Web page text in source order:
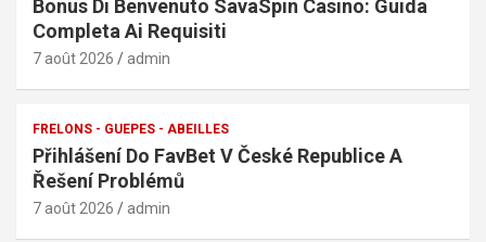
Bonus Di Benvenuto SavaSpin Casino: Guida
Completa Ai Requisiti
7 août 2026 admin
FRELONS - GUEPES - ABEILLES
Přihlášení Do FavBet V České Republice A
Řešení Problémů
7 août 2026 admin